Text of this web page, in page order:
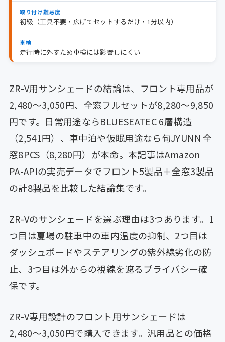
取り付け難易度
初級（工具不要・広げてセットするだけ・1分以内）
車検
走行時に外すため車検には影響しにくい
ZR-V用サンシェードの結論は、フロント専用品が
2,480〜3,050円、全窓フルセットが8,280〜9,850
円です。日常用途ならBLUESEATEC 6層構造
（2,541円）、車中泊や仮眠用途なら旬JYUNN 全
窓8PCS（8,280円）が本命。本記事はAmazon
PA-APIの実売データでフロント5製品＋全窓3製品
の計8製品を比較した結論集です。
ZR-Vのサンシェードを選ぶ理由は3つあります。1
つ目は夏場の駐車中の車内温度の抑制、2つ目は
ダッシュボードやステアリングの紫外線劣化の防
止、3つ目は外からの視線を遮るプライバシー確
保です。
ZR-V専用設計のフロント用サンシェードは
2,480〜3,050円で購入できます。汎用品との価格